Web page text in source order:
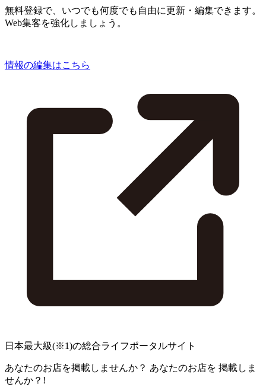
無料登録で、いつでも何度でも自由に更新・編集できます。
Web集客を強化しましょう。
情報の編集はこちら
日本最大級(※1)の総合ライフポータルサイト
あなたのお店を掲載しませんか？ あなたのお店を 掲載しま
せんか？!